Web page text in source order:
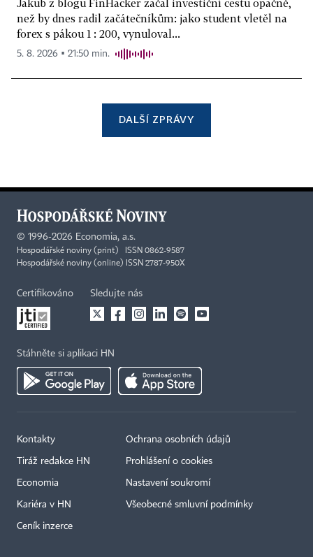
Jakub z blogu FinHacker začal investiční cestu opačně,
než by dnes radil začátečníkům: jako student vletěl na
forex s pákou 1 : 200, vynuloval...
5. 8. 2026 ▪ 21:50 min.
DALŠÍ ZPRÁVY
© 1996-2026 Economia, a.s.
Hospodářské noviny (print) ISSN 0862-9587
Hospodářské noviny (online) ISSN 2787-950X
Certifikováno Sledujte nás
Stáhněte si aplikaci HN
Kontakty
Tiráž redakce HN
Economia
Kariéra v HN
Ceník inzerce
Ochrana osobních údajů
Prohlášení o cookies
Nastavení soukromí
Všeobecné smluvní podmínky